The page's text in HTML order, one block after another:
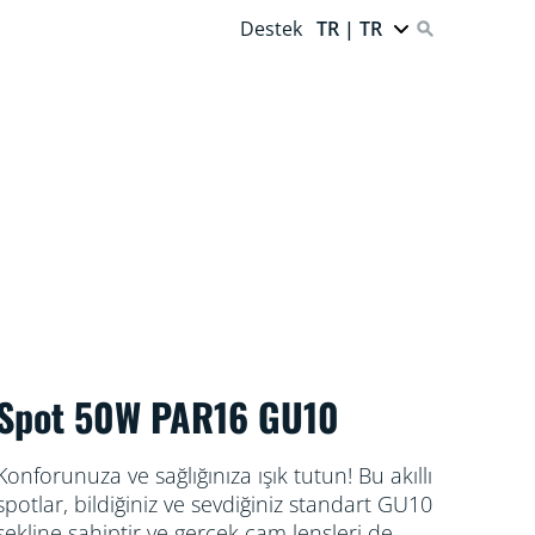
Destek TR | TR
50W PAR16 GU10
ve sağlığınıza ışık tutun! Bu akıllı
bildiğiniz ve sevdiğiniz standart GU10